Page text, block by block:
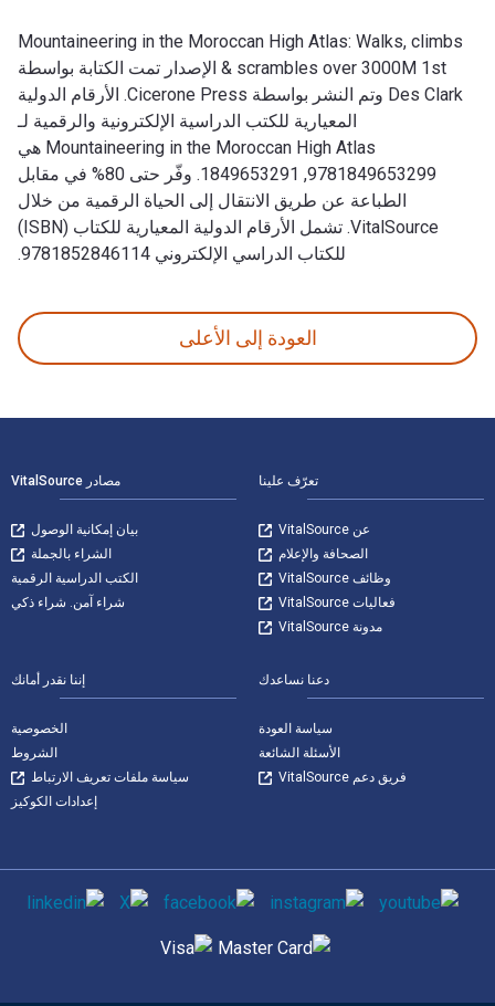
Mountaineering in the Moroccan High Atlas: Walks, climbs
& scrambles over 3000M 1st الإصدار تمت الكتابة بواسطة
Des Clark وتم النشر بواسطة Cicerone Press. الأرقام الدولية
المعيارية للكتب الدراسية الإلكترونية والرقمية لـ
Mountaineering in the Moroccan High Atlas هي
9781849653299, 1849653291. وفّر حتى 80% في مقابل
الطباعة عن طريق الانتقال إلى الحياة الرقمية من خلال
VitalSource. تشمل الأرقام الدولية المعيارية للكتاب (ISBN)
للكتاب الدراسي الإلكتروني 9781852846114.
العودة إلى الأعلى
تعرّف علينا
عن VitalSource
الصحافة والإعلام
وظائف VitalSource
فعاليات VitalSource
مدونة VitalSource
مصادر VitalSource
بيان إمكانية الوصول
الشراء بالجملة
الكتب الدراسية الرقمية
شراء آمن. شراء ذكي
دعنا نساعدك
سياسة العودة
الأسئلة الشائعة
فريق دعم VitalSource
إننا نقدر أمانك
الخصوصية
الشروط
سياسة ملفات تعريف الارتباط
إعدادات الكوكيز
وسائل التواصل الاجتماعي